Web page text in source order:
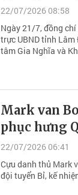
22/07/2026 08:58
Ngày 21/7, đồng chí
trực UBND tỉnh
tâm Gia Nghĩa và
Mark van
phục hưng
22/07/2026 06:41
Cựu danh thủ Mark
đội tuyển Bỉ, kế